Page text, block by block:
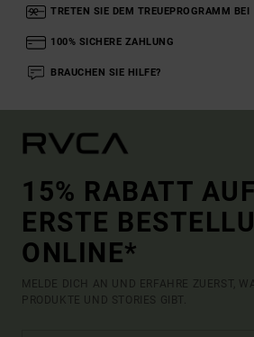
TRETEN SIE DEM TREUEPROGRAMM BEI
100% SICHERE ZAHLUNG
BRAUCHEN SIE HILFE?
15% RABATT
ERSTE
ONLINE*
MELDE DICH AN UND ERFAHRE ZUERST,
PRODUKTE UND STORIES GIBT.